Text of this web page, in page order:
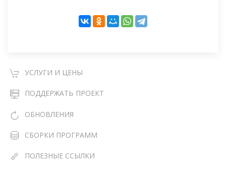
УСЛУГИ И ЦЕНЫ
ПОДДЕРЖАТЬ ПРОЕКТ
ОБНОВЛЕНИЯ
СБОРКИ ПРОГРАММ
ПОЛЕЗНЫЕ ССЫЛКИ